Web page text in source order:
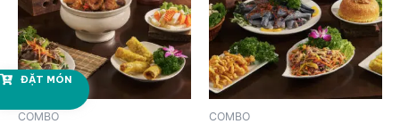
COMBO COMBO
ĐẶT MÓN